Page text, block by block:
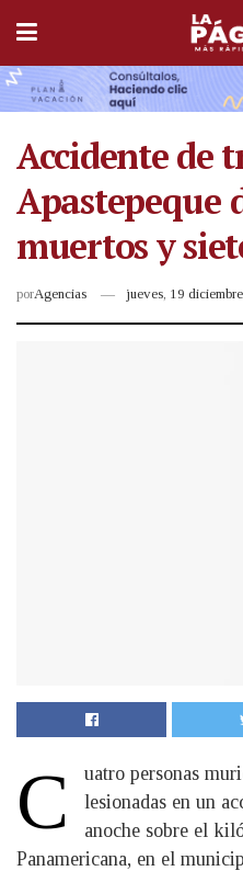
Accidente de
Apastepeque
muertos y
porAgencias jueves, 19
C
uatro personas
lesionadas en un
anoche sobre el
Panamericana, en el